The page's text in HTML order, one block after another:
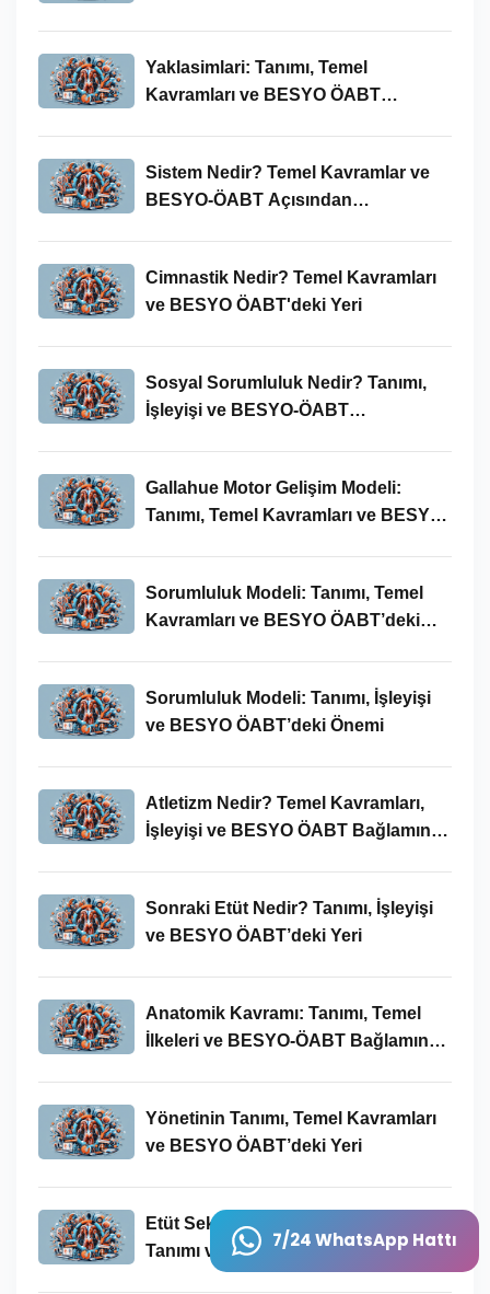
7/24 WhatsApp Hattı
Yaklasimlari: Tanımı, Temel
Kavramları ve BESYO ÖABT
Sistem Nedir? Temel Kavramlar ve
BESYO-ÖABT Açısından
Cimnastik Nedir? Temel Kavramları
ve BESYO ÖABT'deki Yeri
Sosyal Sorumluluk Nedir? Tanımı,
İşleyişi ve BESYO-ÖABT
Gallahue Motor Gelişim Modeli:
Tanımı, Temel Kavramları ve BESYO-
Sorumluluk Modeli: Tanımı, Temel
Kavramları ve BESYO ÖABT’deki
Sorumluluk Modeli: Tanımı, İşleyişi
ve BESYO ÖABT’deki Önemi
Atletizm Nedir? Temel Kavramları,
İşleyişi ve BESYO ÖABT Bağlamında
Sonraki Etüt Nedir? Tanımı, İşleyişi
ve BESYO ÖABT’deki Yeri
Anatomik Kavramı: Tanımı, Temel
İlkeleri ve BESYO-ÖABT Bağlamında
Yönetinin Tanımı, Temel Kavramları
ve BESYO ÖABT’deki Yeri
Etüt Sekmesinden Konusunun
Tanımı ve BESYO-ÖABT’deki Önemi